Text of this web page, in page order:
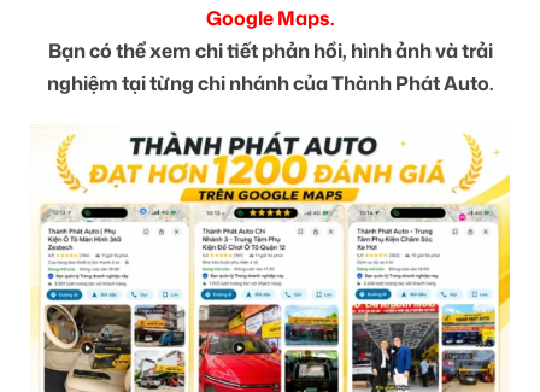
Google Maps.
Bạn có thể xem chi tiết phản hồi, hình ảnh và trải
nghiệm tại từng chi nhánh của Thành Phát Auto.